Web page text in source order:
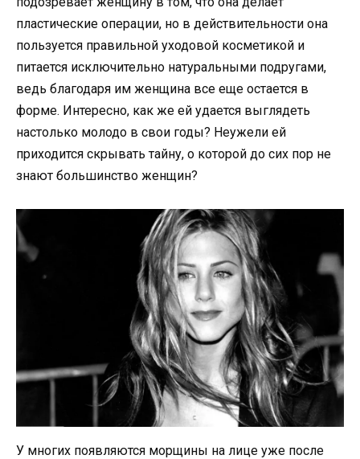
пластические операции, но в действительности она
пользуется правильной уходовой косметикой и
питается исключительно натуральными подругами,
ведь благодаря им женщина все еще остается в
форме. Интересно, как же ей удается выглядеть
настолько молодо в свои годы? Неужели ей
приходится скрывать тайну, о которой до сих пор не
знают большинство женщин?
У многих появляются морщины на лице уже после